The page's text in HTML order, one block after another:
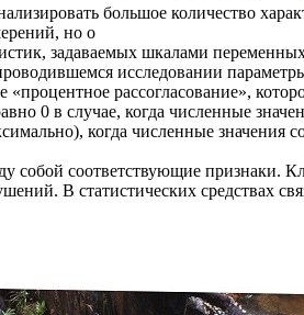
большое количество
но о
задаваемых шкалами
исследовании
рассогласование»,
0 в случае, когда численные
когда численные значения
соответствующие признаки.
В статистических средствах